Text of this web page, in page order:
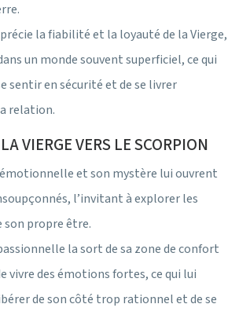
la fiabilité et la loyauté de la Vierge,
un monde souvent superficiel, ce qui
sentir en sécurité et de se livrer
relation.
VIERGE VERS LE SCORPION
et son mystère lui ouvrent
l’invitant à explorer les
son propre être.
la sort de sa zone de confort
vivre des émotions fortes, ce qui lui
de son côté trop rationnel et de se